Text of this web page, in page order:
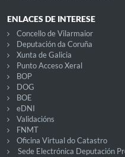
ENLACES DE INTERESE
Concello de Vilarmaior
Deputación da Coruña
Xunta de Galicia
Punto Acceso Xeral
BOP
DOG
BOE
eDNI
Validacións
FNMT
Oficina Virtual do Catastro
Sede Electrónica Deputación